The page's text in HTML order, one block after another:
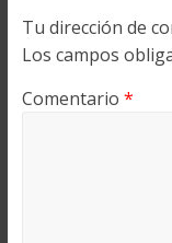
Tu dirección de
Los campos
Comentario *